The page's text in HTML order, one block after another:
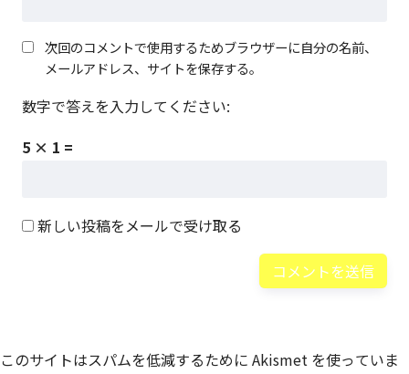
次回のコメントで使用するためブラウザーに自分の名前、
メールアドレス、サイトを保存する。
数字で答えを入力してください:
5 × 1 =
新しい投稿をメールで受け取る
このサイトはスパムを低減するために Akismet を使っていま